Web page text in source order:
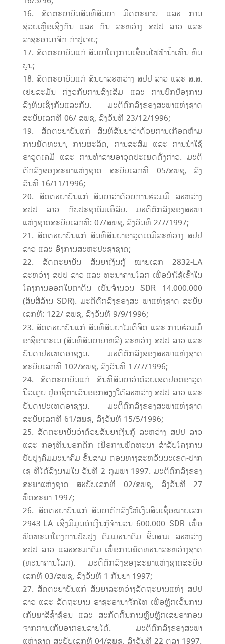
ສັດຕະຍາບັນສົນທິສັນຍາ ມິດຕະພາບ ແລະ ການ
ຊ່ວຍເຫຼືອເຊິ່ງກັນ ແລະ ກັນ ລະຫວ່າງ ສປປ ລາວ ແລະ
ລາຊະອານາຈັກ ກຳປູເຈຍ;
ສັດຕະຍາບັນແກ່ ສັນຍາໂຄງການເຂື່ອນໄຟຟ້ານ້ຳເທີນ-ຫີນ
ບູນ;
ສັດຕະຍາບັນແກ່ ສັນຍາລະຫວ່າງ ສປປ ລາວ ແລະ ສ.ສ.
ເຢຍລະມັນ ກ່ຽວກັບການສົ່ງເສີມ ແລະ ການປົກປ້ອງການ
ລົງທຶນເຊິ່ງກັນແລະກັນ. ມະຕິຕົກລົງຂອງສະພາແຫ່ງຊາດ
ສະບັບເລກທີ 06/ ສພຊ, ລົງວັນທີ 23/12/1996;
ສັດຕະຍາບັນແກ່ ສົນທິສັນຍາວ່າດ້ວຍການເກືອດຫ້າມ
ການພັດທະນາ, ການຜະລິດ, ການສະສົມ ແລະ ການນຳໃຊ້
ອາວຸດເຄມີ ແລະ ການທຳລາຍອາວຸດປະເພດດັ່ງກ່າວ. ມະຕິ
ຕົກລົງຂອງສະພາແຫ່ງຊາດ ສະບັບເລກທີ 05/ສພຊ, ລົງ
ວັນທີ 16/11/1996;
ສັດຕະຍາບັນແກ່ ສັນຍາວ່າດ້ວຍການຮ່ວມມື ລະຫວ່າງ
ສປປ ລາວ ກັບປະຊາຄົມເອີລົບ. ມະຕິຕົກລົງຂອງສະພາ
ແຫ່ງຊາດສະບັບເລກທີ: 07/ສພຊ, ລົງວັນທີ 2/7/1997;
ສັດຕະຍາບັນແກ່ ສົນທິສັນຍາອາວຸດເຄມີລະຫ່ວາງ ສປປ
ລາວ ແລະ ອົງການສະຫະປະຊາຊາດ;
ສັດຕະຍາບັນ ສັນຍາເງິນກູ້ ໝາຍເລກ 2832-LA
ລະຫວ່າງ ສປປ ລາວ ແລະ ທະນາຄານໂລກ ເພື່ອນຳໃຊ້ເຂົ້າໃນ
ໂຄງການອອກໃບຕາດິນ ເປັນຈຳນວນ SDR 14.000.000
(ສິບສີ່ລ້ານ SDR). ມະຕິຕົກລົງຂອງສະ ພາແຫ່ງຊາດ ສະບັບ
ເລກທີ: 122/ ສພຊ, ລົງວັນທີ 9/9/1996;
ສັດຕະຍາບັນແກ່ ສົນທິສັນຍາໄມຕີຈິດ ແລະ ການຮ່ວມມື
ອາຊີອາຄະເນ (ສົນທິສັນຍາບາຫລີ) ລະຫວ່າງ ສປປ ລາວ ແລະ
ບັນດາປະເທດອາຊຽນ. ມະຕິຕົກລົງຂອງສະພາແຫ່ງຊາດ
ສະບັບເລກທີ 102/ສພຊ, ລົງວັນທີ 17/7/1996;
ສັດຕະຍາບັນແກ່ ສົນທິສັນຍາວ່າດ້ວຍເຂດປອດອາວຸດ
ນິວເຄຼຍ ຢູ່ອາຊີຕາເວັນອອກສຽງໃຕ້ລະຫວ່າງ ສປປ ລາວ ແລະ
ບັນດາປະເທດອາຊຽນ. ມະຕິຕົກລົງຂອງສະພາແຫ່ງຊາດ
ສະບັບເລກທີ 61/ສພຊ, ລົງວັນທີ 15/5/1996;
ສັດຕະຍາບັນວ່າດ້ວຍສັນຍາເງິນກູ້ ລະຫວ່າງ ສປປ ລາວ
ແລະ ກອງທຶນນອກດິກ ເພື່ອການພັດທະນາ ສຳລັບໂຄງການ
ປັບປຸງຄົມມະນາຄົມ ຂັ້ນສາມ ຕອນທາງສະຫວັນນະເຂດ-ປາກ
ເຊ ທີ່ໄດ້ລົງນາມໃນ ວັນທີ 2 ກຸມພາ 1997. ມະຕິຕົກລົງຂອງ
ສະພາແຫ່ງຊາດ ສະບັບເລກທີ 02/ສພຊ, ລົງວັນທີ 27
ພຶດສະພາ 1997;
ສັດຕະຍາບັນແກ່ ສັນຍາຕົກລົງໃຫ້ເງິນສິນເຊື່ອໝາຍເລກ
2943-LA ເຊິ່ງມີມູນຄ່າເງິນກູ້ຈຳນວນ 600.000 SDR ເພື່ອ
ພັດທະນາໂຄງການປັບປຸງ ຄົມມະນາຄົມ ຂັ້ນສາມ ລະຫວ່າງ
ສປປ ລາວ ແລະສະມາຄົມ ເພື່ອການພັດທະນາລະຫວ່າງຊາດ
(ທະນາຄານໂລກ). ມະຕິຕົກລົງຂອງສະພາແຫ່ງຊາດສະບັບ
ເລກທີ 03/ສພຊ, ລົງວັນທີ 1 ກັນຍາ 1997;
ສັດຕະຍາບັນແກ່ ສັນຍາລະຫວ່າງລັດຖະບານແຫ່ງ ສປປ
ລາວ ແລະ ລັດຖະບານ ຣາຊະອານາຈັກໄທ ເພື່ອຫຼີກເວັ້ນການ
ເກັບພາສີຊ້ຳຊ້ອນ ແລະ ສະກັດກັ້ນການຫຼົບຫຼີກເສຍອາກອນ
ຈາກການເກັບອາກອນລາຍໄດ້. ມະຕິຕົກລົງຂອງສະພາ
ແຫ່ງຊາດ ສະບັບເລກທີ 04/ສພຊ, ລົງວັນທີ 22 ຕຸລາ 1997.